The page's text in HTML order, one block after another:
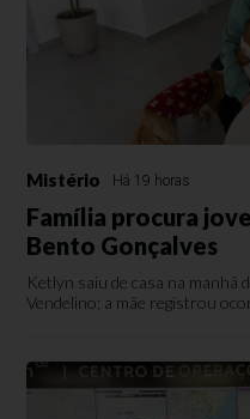
Mistério Há 19 horas
Família procura
Bento Gonçalves
Ketlyn saiu de casa na manhã
Vendelino; a mãe registrou